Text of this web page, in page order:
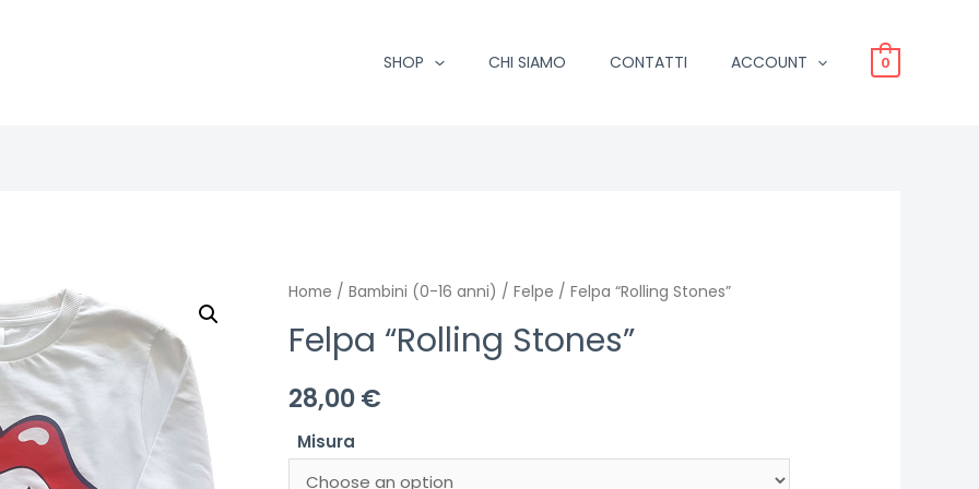
SHOP CHI SIAMO CONTATTI ACCOUNT 0
Home / Bambini (0-16 anni) / Felpe / Felpa “Rolling Stones”
Felpa “Rolling Stones”
28,00€
Misura